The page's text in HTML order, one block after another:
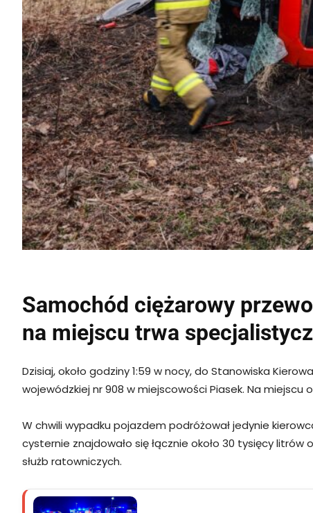
Samochód ciężarowy
na miejscu trwa
Dzisiaj, około godziny 1:59 w nocy, do Stanowiska
wojewódzkiej nr 908 w miejscowości Piasek. Na miejscu
W chwili wypadku pojazdem podróżował jedynie
cysternie znajdowało się łącznie około 30 tysięcy
służb ratowniczych.